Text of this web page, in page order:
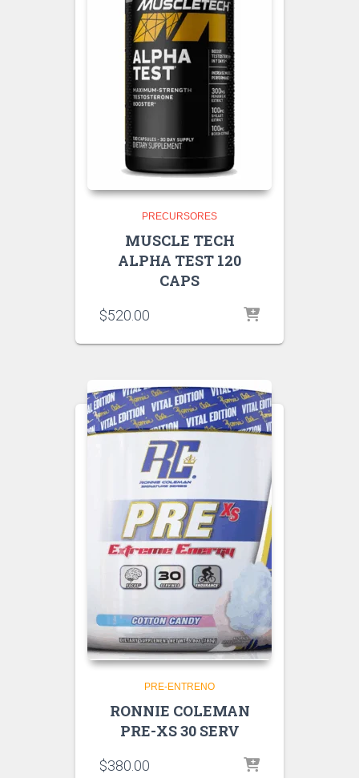
PRECURSORES
MUSCLE TECH
ALPHA TEST 120
CAPS
$520.00
PRE-ENTRENO
RONNIE COLEMAN
PRE-XS 30 SERV
$380.00